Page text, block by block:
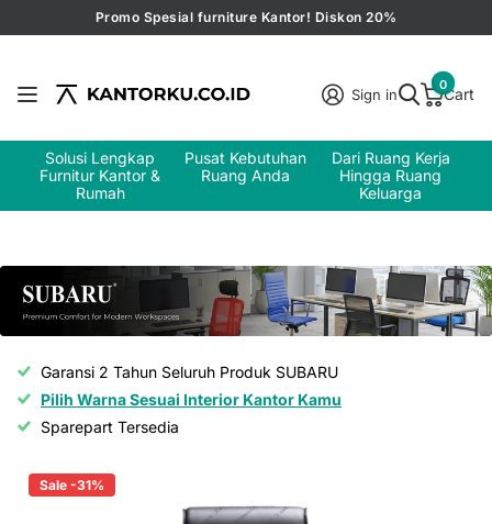
Promo Spesial furniture Kantor! Diskon 20%
Sign in Cart
0
Solusi Lengkap
Furnitur Kantor &
Rumah
Pusat Kebutuhan
Ruang Anda
Dari Ruang Kerja
Hingga Ruang
Keluarga
Garansi 2 Tahun Seluruh Produk SUBARU
Pilih Warna Sesuai Interior Kantor Kamu
Sparepart Tersedia
Sale -31%